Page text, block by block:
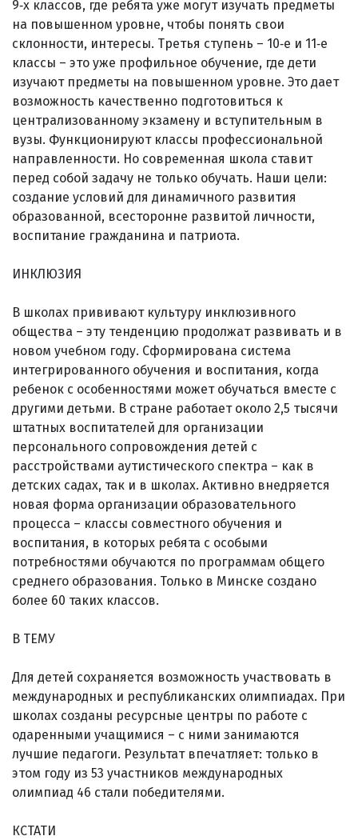
9‑х классов, где ребята уже могут изучать предметы
на повышенном уровне, чтобы понять свои
склонности, интересы. Третья ступень – 10‑е и 11‑е
классы – это уже профильное обучение, где дети
изучают предметы на повышенном уровне. Это дает
возможность качественно подготовиться к
централизованному экзамену и вступительным в
вузы. Функционируют классы профессиональной
направленности. Но современная школа ставит
перед собой задачу не только обучать. Наши цели:
создание условий для динамичного развития
образованной, всесторонне развитой личности,
воспитание гражданина и патриота.
ИНКЛЮЗИЯ
В школах прививают культуру инклюзивного
общества – эту тенденцию продолжат развивать и в
новом учебном году. Сформирована система
интегрированного обучения и воспитания, когда
ребенок с особенностями может обучаться вместе с
другими детьми. В стране работает около 2,5 тысячи
штатных воспитателей для организации
персонального сопровождения детей с
расстройствами аутистического спектра – как в
детских садах, так и в школах. Активно внедряется
новая форма организации образовательного
процесса – классы совместного обучения и
воспитания, в которых ребята с особыми
потребностями обучаются по программам общего
среднего образования. Только в Минске создано
более 60 таких классов.
В ТЕМУ
Для детей сохраняется возможность участвовать в
международных и республиканских олимпиадах. При
школах созданы ресурсные центры по работе с
одаренными учащимися – с ними занимаются
лучшие педагоги. Результат впечатляет: только в
этом году из 53 участников международных
олимпиад 46 стали победителями.
КСТАТИ